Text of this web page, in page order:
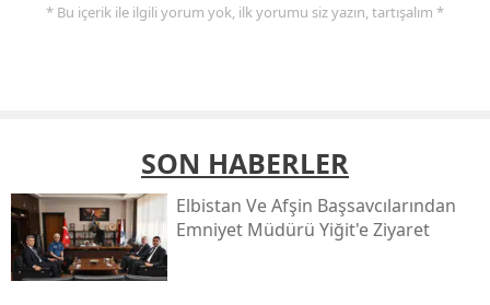
* Bu içerik ile ilgili yorum yok, ilk yorumu siz yazın, tartışalım *
SON HABERLER
Elbistan Ve Afşin Başsavcılarından
Emniyet Müdürü Yiğit'e Ziyaret